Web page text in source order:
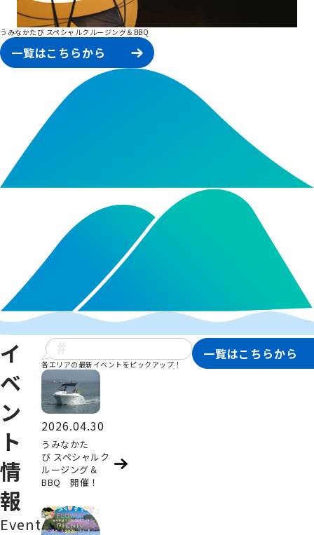
うみなかたび スペシャルクルージング＆BBQ
一覧はこちらから
イ
ベ
ン
ト
情
報
Event
各エリアの最新イベントをピックアップ！
2026.04.30
うみなかた
び スペシャルク
ルージング＆
BBQ 開催！
一覧はこちらから